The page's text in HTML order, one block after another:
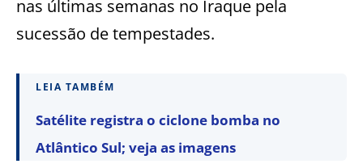
nas últimas semanas no Iraque pela
sucessão de tempestades.
LEIA TAMBÉM
Satélite registra o ciclone bomba no
Atlântico Sul; veja as imagens